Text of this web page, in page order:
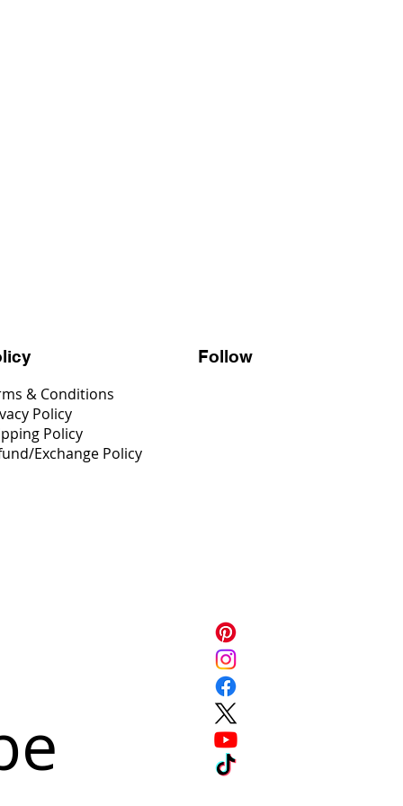
& Conditions
Policy
Policy
Exchange Policy
Follow